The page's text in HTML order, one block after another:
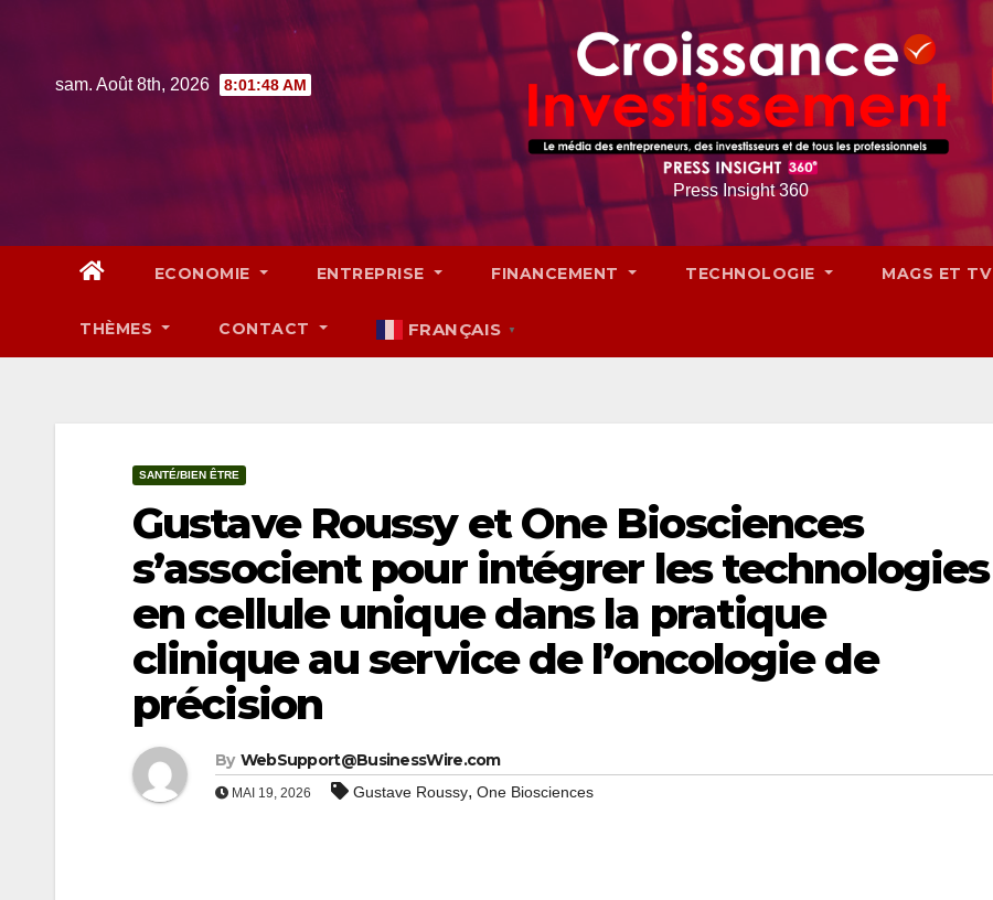
contentsam. Août 8th, 2026 8:01:49 AM
Press Insight 360
ECONOMIE ENTREPRISE FINANCEMENT TECHNOLOGIE MAGS ET TV
THÈMES CONTACT FRANÇAIS ▼
SANTÉ/BIEN ÊTRE
Gustave Roussy et One Biosciences
s’associent pour intégrer les technologies
en cellule unique dans la pratique
clinique au service de l’oncologie de
précision
By WebSupport@BusinessWire.com
MAI 19, 2026 Gustave Roussy, One Biosciences